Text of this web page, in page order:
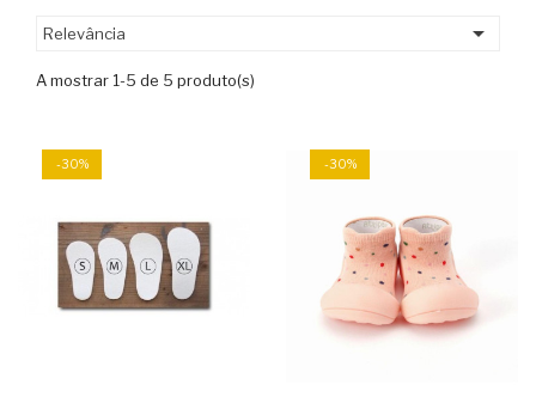
Relevância 
A mostrar 1-5 de 5 produto(s)
-30% -30%